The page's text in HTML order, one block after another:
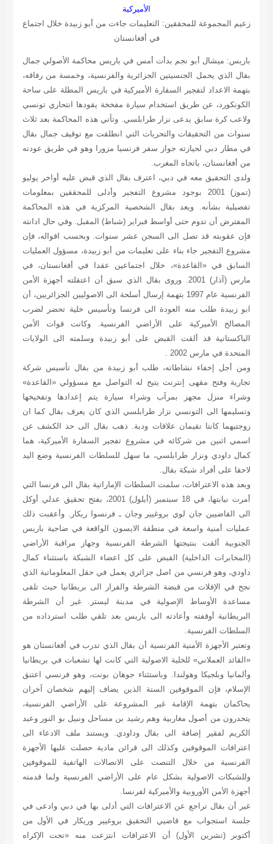
الأميركية
زعيم المجموعة للمحققين: التعليمات جاءت من أبو زبيدة خلال اجتماع
في أفغانستان
باريس: ميشال أبو نجم بدأت أمس في باريس محاكمة الأصولي جمال
بقال الذي يحمل الجنسيتين الجزائرية والفرنسية، وخمسة من رفاقه،
بتهمة الاعداد لتفجير السفارة الأميركية في باريس المطلة على ساحة
الكونكورد، عن طريق استخدام سيارة مفخخة يقودها انتحاري تونسي
ولاعب كرة سابق يدعى نزار طرابلسي. وتأتي هذه المحاكمة بعد ثلاث
سنوات من التحقيقات والتحريات التي انطلقت مع توقيف جمال بقال
في مطار دبي لحيازته جواز سفر فرنسيا مزورا وهو في طريق عودته
من أفغانستان، باتجاه المغرب.
ولدى التحقيق معه في دبي، اعترف بقال الذي قبض عليه أواخر يوليو
(تموز) 2001 بوجود مشروع التفجير وأدلى للمحققين بمعلومات
تفصيلية بشأنه. ويعد بقال الشخصية المركزية في هذه المحاكمة
المفترض أن تدوم حتى أواسط فبراير (شباط) المقبل. وفي حال ادانته
فإن عقوبته قد تصل الى السجن عشر سنوات. وبحسب اقواله، فإن
مشروع التفجير جاء بناء على تعليمات من أبو زبيدة، مسؤول العمليات
السابق في «القاعدة»، خلال اجتماعين عقدا في أفغانستان، في
مارس (آذار) 2001. وروى بقال الذي سبق أن اعتقلته أجهزة الأمن
الفرنسية عام 1997 بتهمة إرسال أسلحة الى الاصوليين الجزائريين، أن
ابو زبيدة طلب منه العودة الى فرنسا وتأسيس خلية تحضر لضرب
المصالح الأميركية على الأراضي الفرنسية. وكانت قوات الأمن
الباكستانية قد ألقت القبض على أبو زبيدة وسلمته الى الولايات
المتحدة في مارس 2002 .
ومن أجل إخفاء نشاطاته، طلب أبو زبيدة من بقال تأسيس شركة
تجارية وفتح مقهى إنترنت يتيح له التواصل مع مسؤولي «القاعدة»
وشراء منزل مجهز بمرآب وشراء سيارة يتم إعدادها وتفخيخها
وتسليمها الى التونسي نزار طرابلسي الذي كان يعرف بقال كما ان
زوجتيهما كانتا تقيمان علاقات ودية. ذهب بقال الى حد الكشف عن
اسمي اثنين من شركائه في مشروع تفجير السفارة الأميركية، هما
كمال داودي ونزار طرابلسي، ما سهل للسلطات الفرنسية وضع اليد
لاحقا على أفراد شبكة بقال.
وبعد هذه الاعترافات، سلمت السلطات الإماراتية بقال الى فرنسا التي
أمرت نيابتها، في 18 سبتمبر (أيلول) 2001، بفتح تحقيق عدلي أوكل
الى القاضيين جان لوي بروغيير وجان ـ فرنسوا ريكار. وأعقبت ذلك
عمليات أمنية واسعة في منطقة الايسون الواقعة في ضاحية باريس
الجنوبية ألقت بنتيجتها الشرطة الفرنسية وجهاز مراقبة الأراضي
(المخابرات الداخلية) القبض على كل اعضاء الشبكة باستثناء كمال
داودي، وهو فرنسي من اصل جزائري يعمل في حقل المعلوماتية الذي
نجح في الإفلات من قبضة الشرطة والفرار الى بريطانيا حيث تلقى
مساعدة الأوساط الإصولية في مدينة ليستر. غير أن الشرطة
البريطانية أوقفته وأعادته الى باريس بعد تلقي طلب استرداده من
السلطات الفرنسية.
وتعتبر الأجهزة الأمنية الفرنسية أن بقال الذي تدرب في أفغانستان هو
«القائد العملاني» للخلية الاصولية التي كانت لها تشعبات في بريطانيا
وألمانيا وبلجيكا وهولندا. وباستثناء جوهان بونت، وهو فرنسي اعتنق
الإسلام، فإن الموقوفين الستة الذين يضاف إليهم شخصان آخران
يحاكمان بتهمة الإقامة غير المشروعة على الأراضي الفرنسية،
يتحدرون من أصول مغاربية وهم رشيد بن مساحل ونبيل بو النور وعبد
الكريم لفقير إضافة الى بقال وداودي. ويستند ملف الادعاء الى
اعترافات الموقوفين وكذلك الى قرائن مادية حصلت عليها الأجهزة
الفرنسية من خلال التنصت على الاتصالات الهاتفية للموقوفين
وللشبكات الاصولية بشكل عام على الأراضي الفرنسية ولما قدمته
أجهزة الأمن الأوروبية والأميركية لفرنسا.
غير أن بقال تراجع عن الاعترافات التي أدلى بها في دبي وادعى في
جلسة استجواب مع قاضيي التحقيق بروغيير وريكار في الأول من
أكتوبر (تشرين الأول) أن الاعترافات انتزعت منه «تحت الإكراه